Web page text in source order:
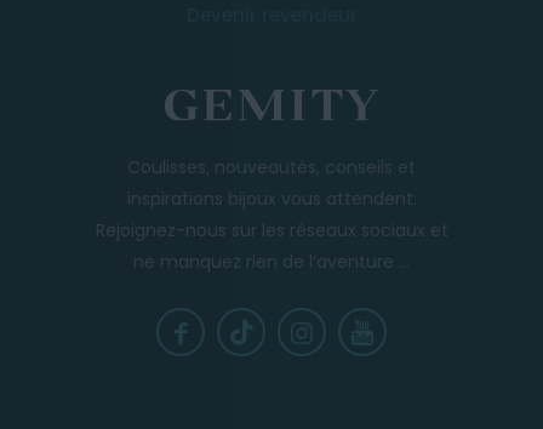
Coulisses, nouveautés, conseils et
inspirations bijoux vous attendent.
Rejoignez-nous sur les réseaux sociaux et
ne manquez rien de l’aventure ...